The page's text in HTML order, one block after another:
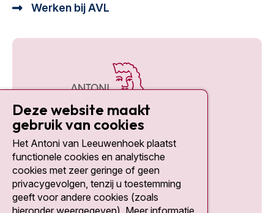
Werken bij AVL
Social media
Deze website maakt
gebruik van cookies
Het Antoni van Leeuwenhoek plaatst
functionele cookies en analytische
cookies met zeer geringe of geen
privacygevolgen, tenzij u toestemming
geeft voor andere cookies (zoals
hieronder weergegeven). Meer informatie